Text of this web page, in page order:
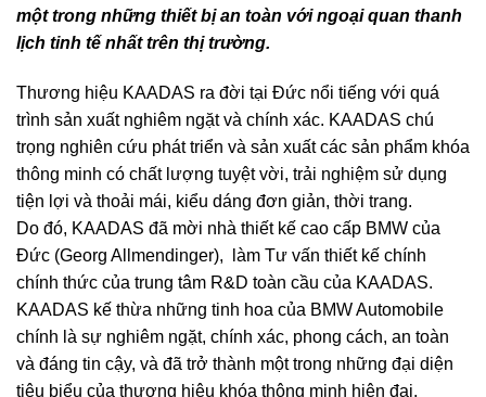
một trong những thiết bị an toàn với ngoại quan thanh
lịch tinh tế nhất trên thị trường.
Thương hiệu KAADAS ra đời tại Đức nổi tiếng với quá
trình sản xuất nghiêm ngặt và chính xác. KAADAS chú
trọng nghiên cứu phát triển và sản xuất các sản phẩm khóa
thông minh có chất lượng tuyệt vời, trải nghiệm sử dụng
tiện lợi và thoải mái, kiểu dáng đơn giản, thời trang.
Do đó, KAADAS đã mời nhà thiết kế cao cấp BMW của
Đức (Georg Allmendinger), làm Tư vấn thiết kế chính
chính thức của trung tâm R&D toàn cầu của KAADAS.
KAADAS kế thừa những tinh hoa của BMW Automobile
chính là sự nghiêm ngặt, chính xác, phong cách, an toàn
và đáng tin cậy, và đã trở thành một trong những đại diện
tiêu biểu của thương hiệu khóa thông minh hiện đại.